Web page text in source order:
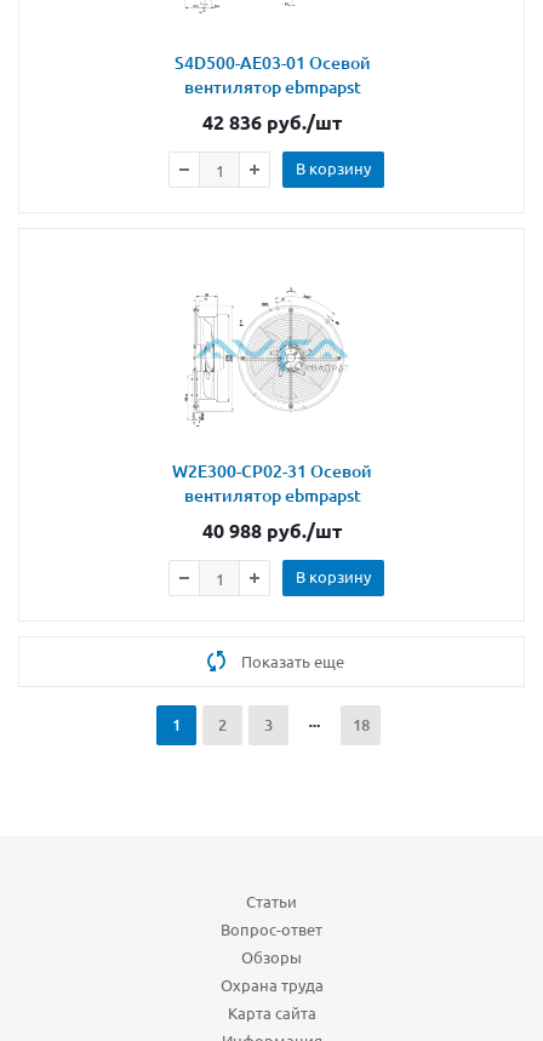
S4D500-AE03-01 Осевой
вентилятор ebmpapst
42 836 руб./шт
В корзину
W2E300-CP02-31 Осевой
вентилятор ebmpapst
40 988 руб./шт
В корзину
Показать еще
1 2 3 18
Статьи
Вопрос-ответ
Обзоры
Охрана труда
Карта сайта